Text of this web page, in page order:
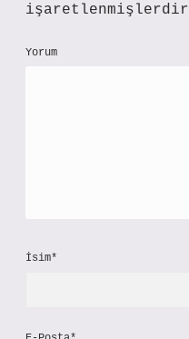
işaretlenmişlerdir
Yorum
İsim*